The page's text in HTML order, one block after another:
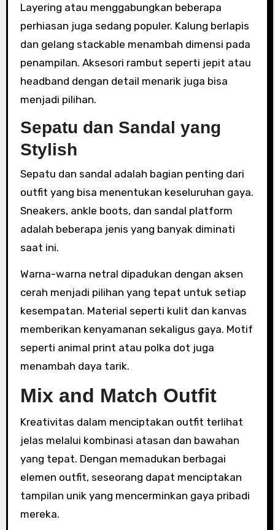
Layering atau menggabungkan beberapa
perhiasan juga sedang populer. Kalung berlapis
dan gelang stackable menambah dimensi pada
penampilan. Aksesori rambut seperti jepit atau
headband dengan detail menarik juga bisa
menjadi pilihan.
Sepatu dan Sandal yang
Stylish
Sepatu dan sandal adalah bagian penting dari
outfit yang bisa menentukan keseluruhan gaya.
Sneakers, ankle boots, dan sandal platform
adalah beberapa jenis yang banyak diminati
saat ini.
Warna-warna netral dipadukan dengan aksen
cerah menjadi pilihan yang tepat untuk setiap
kesempatan. Material seperti kulit dan kanvas
memberikan kenyamanan sekaligus gaya. Motif
seperti animal print atau polka dot juga
menambah daya tarik.
Mix and Match Outfit
Kreativitas dalam menciptakan outfit terlihat
jelas melalui kombinasi atasan dan bawahan
yang tepat. Dengan memadukan berbagai
elemen outfit, seseorang dapat menciptakan
tampilan unik yang mencerminkan gaya pribadi
mereka.